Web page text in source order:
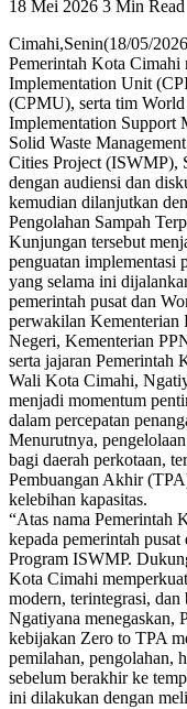
18 Mei 2026 3 Min Read
Cimahi,Senin(18/05/
Pemerintah Kota Cimahi
Implementation Unit
(CPMU), serta tim
Implementation Support
Solid Waste
Cities Project (ISWMP),
dengan audiensi dan
kemudian dilanjutkan
Pengolahan Sampah
Kunjungan tersebut
penguatan implementasi
yang selama ini
pemerintah pusat dan
perwakilan Kementerian
Negeri, Kementerian
serta jajaran Pemerintah
Wali Kota Cimahi,
menjadi momentum
dalam percepatan
Menurutnya,
bagi daerah perkotaan,
Pembuangan Akhir
kelebihan kapasitas.
“Atas nama Pemerintah
kepada pemerintah
Program ISWMP.
Kota Cimahi
modern, terintegrasi,
Ngatiyana menegaskan,
kebijakan Zero to TPA
pemilahan, pengolahan,
sebelum berakhir ke
ini dilakukan dengan